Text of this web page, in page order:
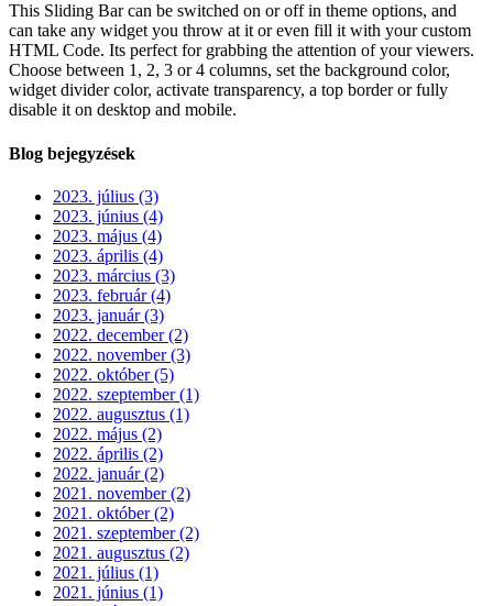
This Sliding Bar can be switched on or off in theme options, and
can take any widget you throw at it or even fill it with your custom
HTML Code. Its perfect for grabbing the attention of your viewers.
Choose between 1, 2, 3 or 4 columns, set the background color,
widget divider color, activate transparency, a top border or fully
disable it on desktop and mobile.
Blog bejegyzések
2023. július (3)
2023. június (4)
2023. május (4)
2023. április (4)
2023. március (3)
2023. február (4)
2023. január (3)
2022. december (2)
2022. november (3)
2022. október (5)
2022. szeptember (1)
2022. augusztus (1)
2022. május (2)
2022. április (2)
2022. január (2)
2021. november (2)
2021. október (2)
2021. szeptember (2)
2021. augusztus (2)
2021. július (1)
2021. június (1)